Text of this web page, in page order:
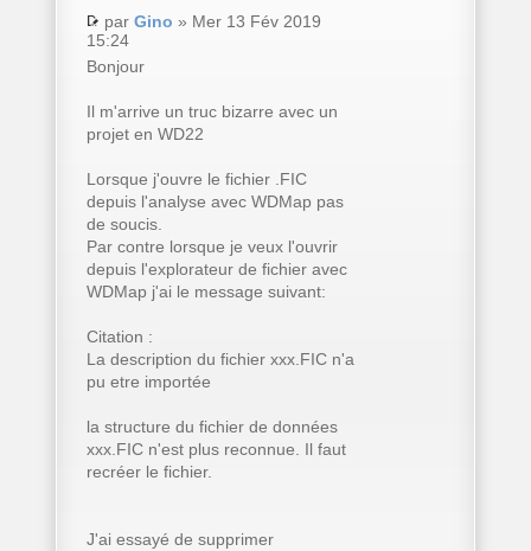
par Gino » Mer 13 Fév 2019
15:24
Bonjour
Il m'arrive un truc bizarre avec un
projet en WD22
Lorsque j'ouvre le fichier .FIC
depuis l'analyse avec WDMap pas
de soucis.
Par contre lorsque je veux l'ouvrir
depuis l'explorateur de fichier avec
WDMap j'ai le message suivant:
Citation :
La description du fichier xxx.FIC n'a
pu etre importée
la structure du fichier de données
xxx.FIC n'est plus reconnue. Il faut
recréer le fichier.
J'ai essayé de supprimer